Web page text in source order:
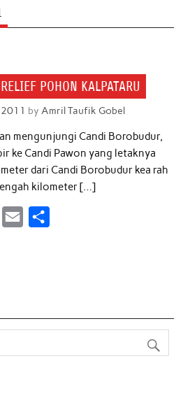
POHON KALPATARU
by Amril Taufik Gobel
mengunjungi Candi Borobudur,
ke Candi Pawon yang letaknya
dari Candi Borobudur kea rah
kilometer […]